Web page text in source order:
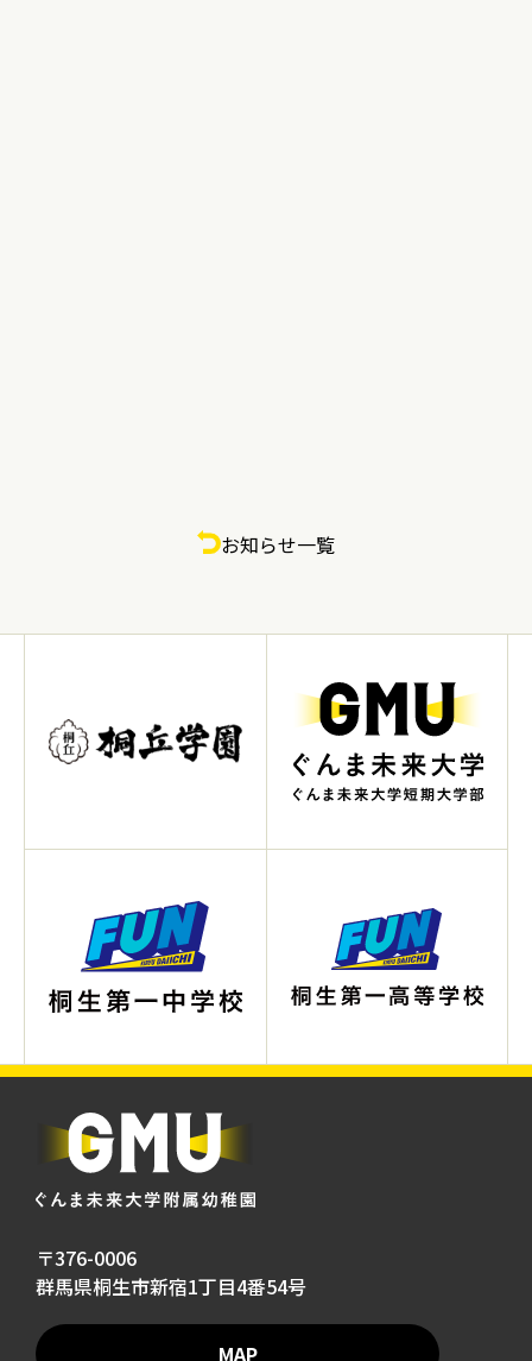
お知らせ一覧
〒376-0006
群馬県桐生市新宿1丁目4番54号
MAP